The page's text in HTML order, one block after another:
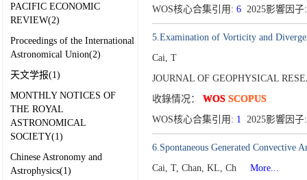
PACIFIC ECONOMIC
REVIEW(2)
Proceedings of the International
Astronomical Union(2)
天文学报(1)
MONTHLY NOTICES OF
THE ROYAL
ASTRONOMICAL
SOCIETY(1)
Chinese Astronomy and
Astrophysics(1)
WOS核心合集引用: 62025影響因
5.Examination of Vorticity and
Cai, T
JOURNAL OF GEOPHYSICAL
收錄情况： WOS SCOPUS
WOS核心合集引用: 1 2025影響因
6.Spontaneous Generated Convective
Cai, T, Chan, KL, Ch
More...